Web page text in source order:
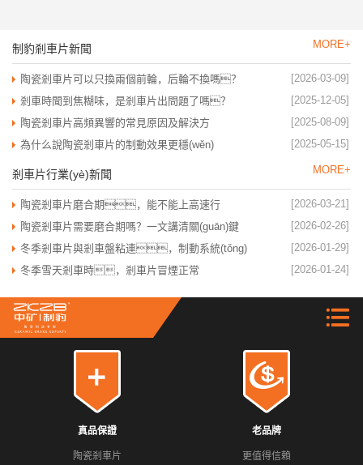
制豹剎車片新聞 MORE+
陶瓷剎車片可以只換兩個前輪，后輪不換嗎？
[2026-03-09]
剎車時聞到焦糊味，是剎車片出問題了嗎？
[2025-12-05]
陶瓷剎車片高頻異響的常見原因及解決方
案？
[2025-08-09]
為什么說陶瓷剎車片的制動效果更穩(wěn)
[2025-05-15]
剎車片行業(yè)新聞 MORE+
陶瓷剎車片磨合期，能不能上高速行
駛？
[2026-03-21]
陶瓷剎車片需要磨合期嗎？一文講清關(guān)鍵
要點
[2026-02-26]
冬季剎車片與剎車盤粘連，制動系統(tǒng)
的隱形威脅
[2026-01-29]
冬季雪天剎車時，剎車片冒煙正常
[2026-01-24]
真品保證
陶瓷剎車片
老品牌
更值得信賴